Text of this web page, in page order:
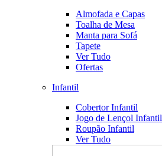
Almofada e Capas
Toalha de Mesa
Manta para Sofá
Tapete
Ver Tudo
Ofertas
Infantil
Cobertor Infantil
Jogo de Lençol Infantil
Roupão Infantil
Ver Tudo